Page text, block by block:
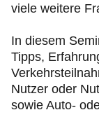
viele weitere
In diesem
Tipps,
Nutzer oder
sowie Auto-